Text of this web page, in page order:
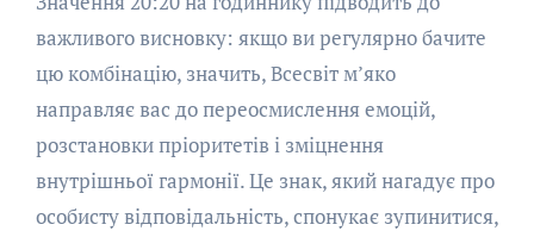
важливого висновку: якщо ви регулярно бачите
цю комбінацію, значить, Всесвіт м’яко
направляє вас до переосмислення емоцій,
розстановки пріоритетів і зміцнення
внутрішньої гармонії. Це знак, який нагадує про
особисту відповідальність, спонукає зупинитися,